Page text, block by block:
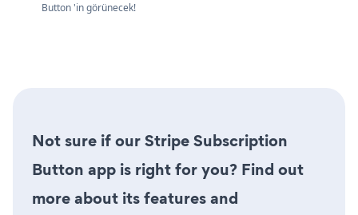
Button 'in görünecek!
Not sure if our Stripe Subscription
Button app is right for you? Find out
more about its features and